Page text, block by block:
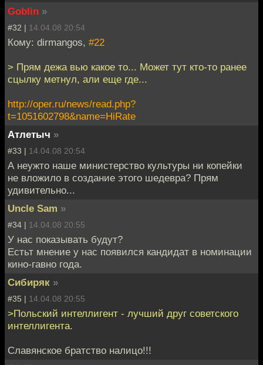
Goblin »
#32 | 14.04.08 20:54
Кому: dirmangos, #22
> Прям дежа вью какое то... Может тут кто-то ранее
сцылку метнул, али еще где...
http://oper.ru/news/read.php?
t=1051602798&name=HiRate
Атлетыч »
#33 | 14.04.08 20:54
А неужто наше министерство культуры ни копейки
не вложило в создание этого шедевра? Прям
удивительно...
Uncle Sam »
#34 | 14.04.08 20:55
У нас показывать будут?
Естьт мнение у нас появился кандидат в номинации
кино-гавно года.
Сибиряк »
#35 | 14.04.08 20:55
>Польский интеллигент - лучший друг советского
интеллигента.
Славянское братство налицо!!!